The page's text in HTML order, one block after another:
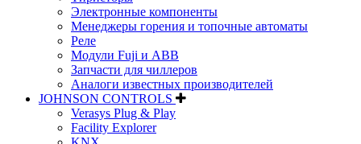
Электронные компоненты
Менеджеры горения и топочные автоматы
Реле
Модули Fuji и ABB
Запчасти для чиллеров
Аналоги известных производителей
JOHNSON CONTROLS
Verasys Plug & Play
Facility Explorer